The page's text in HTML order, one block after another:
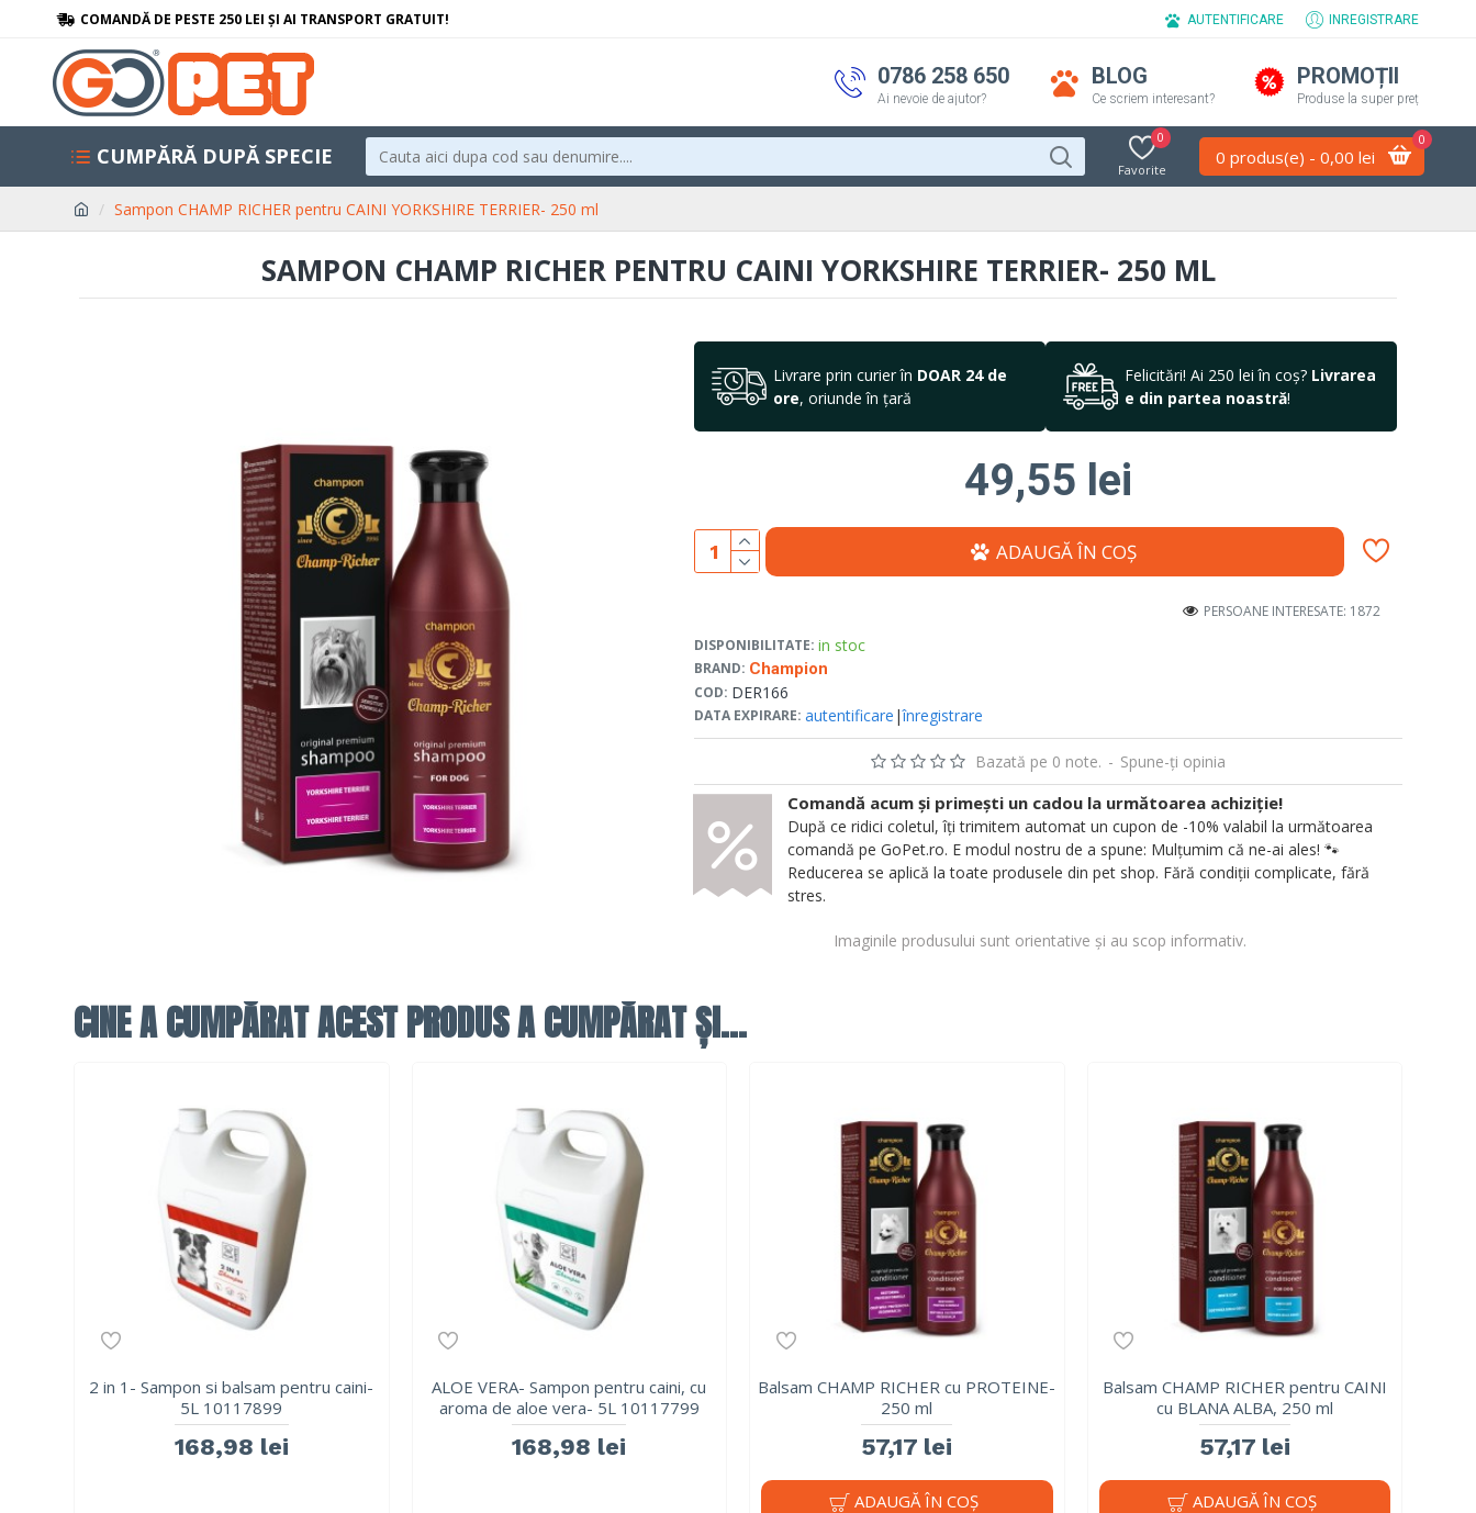
COMANDĂ DE PESTE 250 LEI ȘI AI TRANSPORT GRATUIT! AUTENTIFICARE INREGISTRARE
0786 258 650
Ai nevoie de ajutor?
BLOG
Ce scriem interesant?
PROMOȚII
Produse la super preț
CUMPĂRĂ DUPĂ SPECIE
Favorite
0
0 produs(e) - 0,00 lei
0
Sampon CHAMP RICHER pentru CAINI YORKSHIRE TERRIER- 250 ml
SAMPON CHAMP RICHER PENTRU CAINI YORKSHIRE TERRIER- 250 ML
Livrare prin curier în DOAR 24 de
ore, oriunde în țară
Felicitări! Ai 250 lei în coș? Livrarea
e din partea noastră!
DISPONIBILITATE: in stoc
BRAND: Champion
COD: DER166
DATA EXPIRARE: autentificare |înregistrare
PERSOANE INTERESATE: 1872
Bazată pe 0 note. - Spune-ţi opinia
49,55 lei
ADAUGĂ ÎN COŞ
Imaginile produsului sunt orientative și au scop informativ.
Comandă acum și primești un cadou la următoarea achiziție!
După ce ridici coletul, îți trimitem automat un cupon de -10% valabil la următoarea
comandă pe GoPet.ro. E modul nostru de a spune: Mulțumim că ne-ai ales! 🐾
Reducerea se aplică la toate produsele din pet shop. Fără condiții complicate, fără
stres.
CINE A CUMPĂRAT ACEST PRODUS A CUMPĂRAT ȘI...
2 in 1- Sampon si balsam pentru caini-
5L 10117899
168,98 lei
ALOE VERA- Sampon pentru caini, cu
aroma de aloe vera- 5L 10117799
168,98 lei
Balsam CHAMP RICHER cu PROTEINE-
250 ml
57,17 lei
ADAUGĂ ÎN COŞ
Balsam CHAMP RICHER pentru CAINI
cu BLANA ALBA, 250 ml
57,17 lei
ADAUGĂ ÎN COŞ